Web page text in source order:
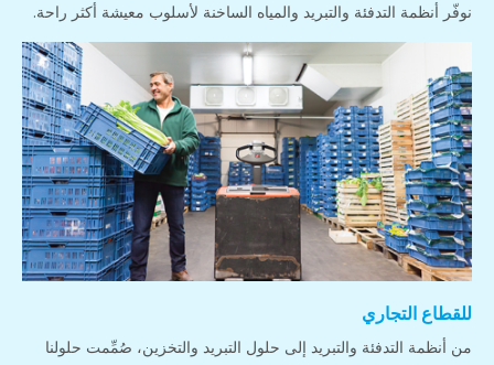
نوفّر أنظمة التدفئة والتبريد والمياه الساخنة لأسلوب معيشة أكثر راحة.
للقطاع التجاري
من أنظمة التدفئة والتبريد إلى حلول التبريد والتخزين، صُمِّمت حلولنا